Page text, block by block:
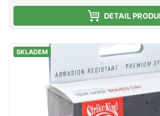
odpuzování vody, hladší
přesnější náhozy. Skvělé
DETAIL
SKLADEM